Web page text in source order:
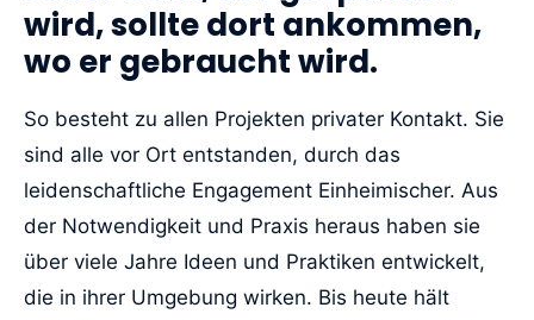
wird, sollte dort ankommen,
wo er gebraucht wird.
So besteht zu allen Projekten privater Kontakt. Sie
sind alle vor Ort entstanden, durch das
leidenschaftliche Engagement Einheimischer. Aus
der Notwendigkeit und Praxis heraus haben sie
über viele Jahre Ideen und Praktiken entwickelt,
die in ihrer Umgebung wirken. Bis heute hält